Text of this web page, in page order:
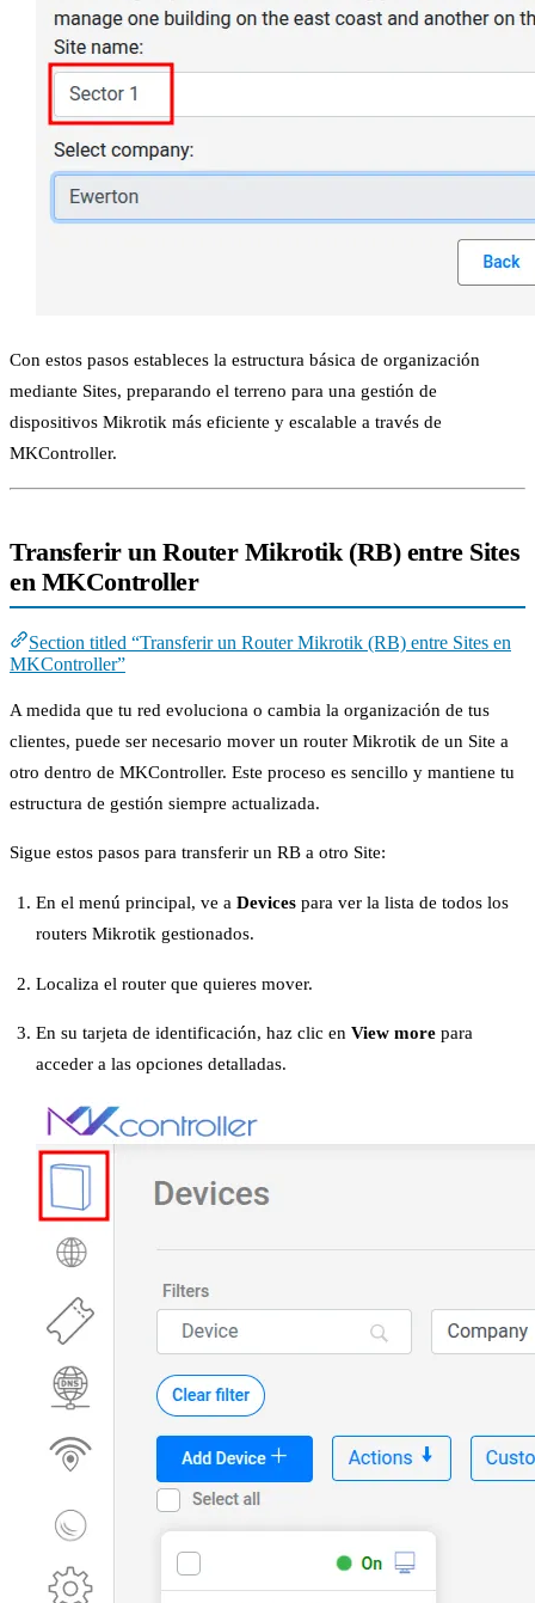
Con estos pasos estableces la estructura básica de organización
mediante Sites, preparando el terreno para una gestión de
dispositivos Mikrotik más eficiente y escalable a través de
MKController.
Transferir un Router Mikrotik (RB) entre Sites
en MKController
Section titled “Transferir un Router Mikrotik (RB) entre Sites en
MKController”
A medida que tu red evoluciona o cambia la organización de tus
clientes, puede ser necesario mover un router Mikrotik de un Site a
otro dentro de MKController. Este proceso es sencillo y mantiene tu
estructura de gestión siempre actualizada.
Sigue estos pasos para transferir un RB a otro Site:
En el menú principal, ve aDevices para ver la lista de todos los
routers Mikrotik gestionados.
Localiza el router que quieres mover.
En su tarjeta de identificación, haz clic enView more para
acceder a las opciones detalladas.